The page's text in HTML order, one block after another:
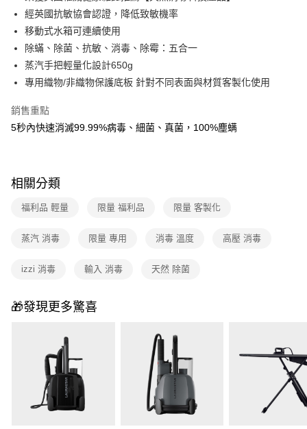
台灣樂天信用卡公司
台新國際商業銀行
中國信託商業銀行
ATM付款
運送方式
宅配
每筆NT$100，滿NT$999(含以上)免運費
經英國抗敏協會認證，降低致敏機率
移動式水箱可連續使用
除蟎、除菌、抗敏、消毒、除霉：五合一
蒸汽手把輕量化設計650g
專用織物/非織物保護底板 針對不同表面與材質客製化使用
銷售重點
5秒內快速消滅99.99%病毒、細菌、真菌，100%塵螨
相關分類
福利品 輕量 限量 福利品 限量 客製化
蒸汽 消毒 限量 專用 消毒 溫度 高壓 消毒
izzi 消毒 輸入 消毒 天然 除菌
🎁發現更多驚喜